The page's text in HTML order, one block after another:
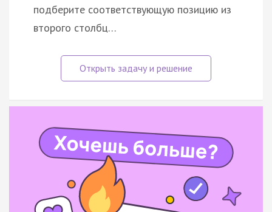
подберите соответствующую позицию из
второго столбц…